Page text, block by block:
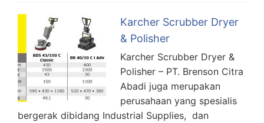
Karcher Scrubber Dryer
& Polisher
Karcher Scrubber Dryer &
Polisher – PT. Brenson Citra
Abadi juga merupakan
perusahaan yang spesialis
bergerak dibidang Industrial Supplies, dan